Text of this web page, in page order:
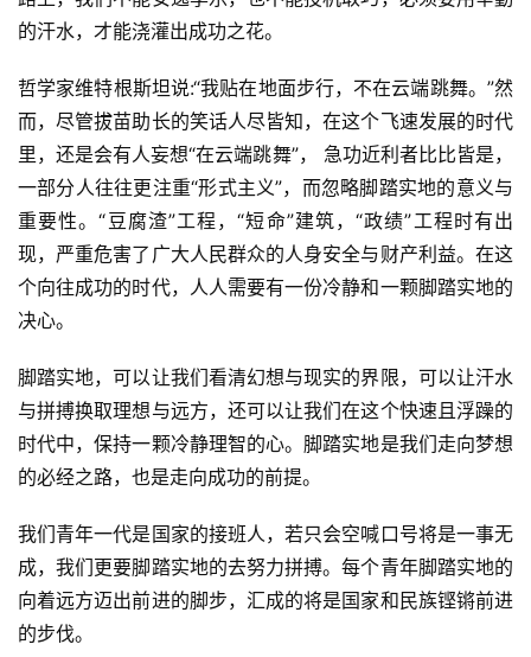
的汗水，才能浇灌出成功之花。
哲学家维特根斯坦说:“我贴在地面步行，不在云端跳舞。”然
而，尽管拔苗助长的笑话人尽皆知，在这个飞速发展的时代
里，还是会有人妄想“在云端跳舞”， 急功近利者比比皆是，
一部分人往往更注重“形式主义”，而忽略脚踏实地的意义与
重要性。“豆腐渣”工程，“短命”建筑，“政绩”工程时有出
现，严重危害了广大人民群众的人身安全与财产利益。在这
个向往成功的时代，人人需要有一份冷静和一颗脚踏实地的
决心。
脚踏实地，可以让我们看清幻想与现实的界限，可以让汗水
与拼搏换取理想与远方，还可以让我们在这个快速且浮躁的
时代中，保持一颗冷静理智的心。脚踏实地是我们走向梦想
的必经之路，也是走向成功的前提。
我们青年一代是国家的接班人，若只会空喊口号将是一事无
成，我们更要脚踏实地的去努力拼搏。每个青年脚踏实地的
向着远方迈出前进的脚步，汇成的将是国家和民族铿锵前进
的步伐。